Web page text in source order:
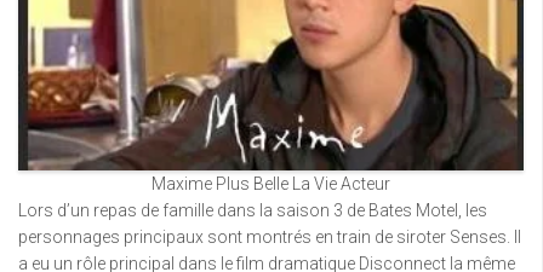
Maxime Plus Belle La Vie Acteur
Lors d’un repas de famille dans la saison 3 de Bates Motel, les
personnages principaux sont montrés en train de siroter Senses. Il
a eu un rôle principal dans le film dramatique Disconnect la même